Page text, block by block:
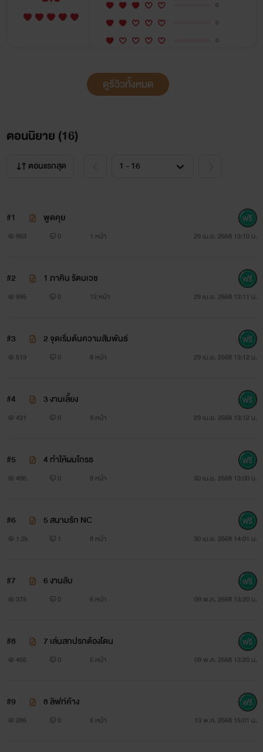
0
0
0
ดูรีวิวทั้งหมด
ตอนนิยาย (16)
ตอนแรกสุด
#1 พูดคุย
953 0 1 หน้า 29 เม.ย. 2568 13:10 น.
#2 1 ภาคิน รัตนเวช
995 0 12 หน้า 29 เม.ย. 2568 13:11 น.
#3 2 จุดเริ่มต้นความสัมพันธ์
519 0 8 หน้า 29 เม.ย. 2568 13:12 น.
#4 3 งานเลี้ยง
431 0 9 หน้า 29 เม.ย. 2568 13:12 น.
#5 4 ทำให้ผมโกรธ
486 0 8 หน้า 30 เม.ย. 2568 13:00 น.
#6 5 สนามรัก NC
1.2k 1 8 หน้า 30 เม.ย. 2568 14:01 น.
#7 6 งานลับ
375 0 6 หน้า 09 พ.ค. 2568 13:20 น.
#8 7 เล่นสกปรกต้องโดน
465 0 5 หน้า 09 พ.ค. 2568 13:20 น.
#9 8 ลิฟท์ค้าง
285 0 6 หน้า 13 พ.ค. 2568 15:01 น.